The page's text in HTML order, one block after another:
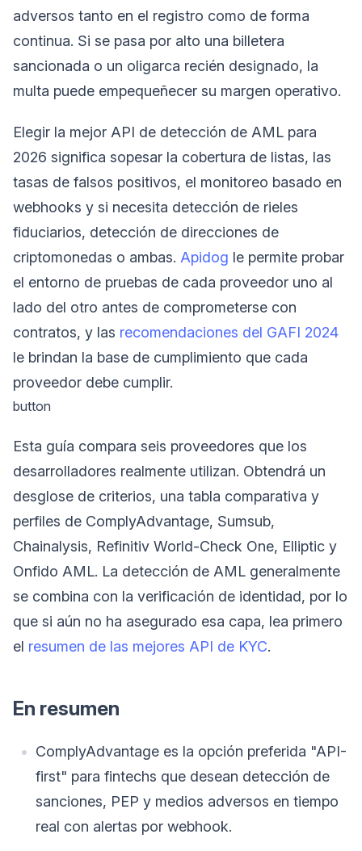
adversos tanto en el registro como de forma
continua. Si se pasa por alto una billetera
sancionada o un oligarca recién designado, la
multa puede empequeñecer su margen operativo.
Elegir la mejor API de detección de AML para
2026 significa sopesar la cobertura de listas, las
tasas de falsos positivos, el monitoreo basado en
webhooks y si necesita detección de rieles
fiduciarios, detección de direcciones de
criptomonedas o ambas. Apidog le permite probar
el entorno de pruebas de cada proveedor uno al
lado del otro antes de comprometerse con
contratos, y las recomendaciones del GAFI 2024
le brindan la base de cumplimiento que cada
proveedor debe cumplir.
button
Esta guía compara seis proveedores que los
desarrolladores realmente utilizan. Obtendrá un
desglose de criterios, una tabla comparativa y
perfiles de ComplyAdvantage, Sumsub,
Chainalysis, Refinitiv World-Check One, Elliptic y
Onfido AML. La detección de AML generalmente
se combina con la verificación de identidad, por lo
que si aún no ha asegurado esa capa, lea primero
el resumen de las mejores API de KYC.
En resumen
ComplyAdvantage es la opción preferida "API-
first" para fintechs que desean detección de
sanciones, PEP y medios adversos en tiempo
real con alertas por webhook.